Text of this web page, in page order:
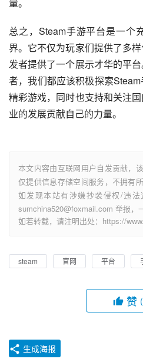
总之，Steam手游平台是一个
界。它不仅为玩家们提供了多
发者提供了一个展示才华的平
者，我们都应该积极探索
精彩游戏，同时也支持和关注
业的发展贡献自己的力量。
本文内容由互联网用户自发贡献，
仅提供信息存储空间服务，不拥有
如发现本站有涉嫌抄袭侵权/违
sumchina520@foxmail.com 举报，
如若转载，请注明出处：https://
steam 官网 平台
赞
生成海报